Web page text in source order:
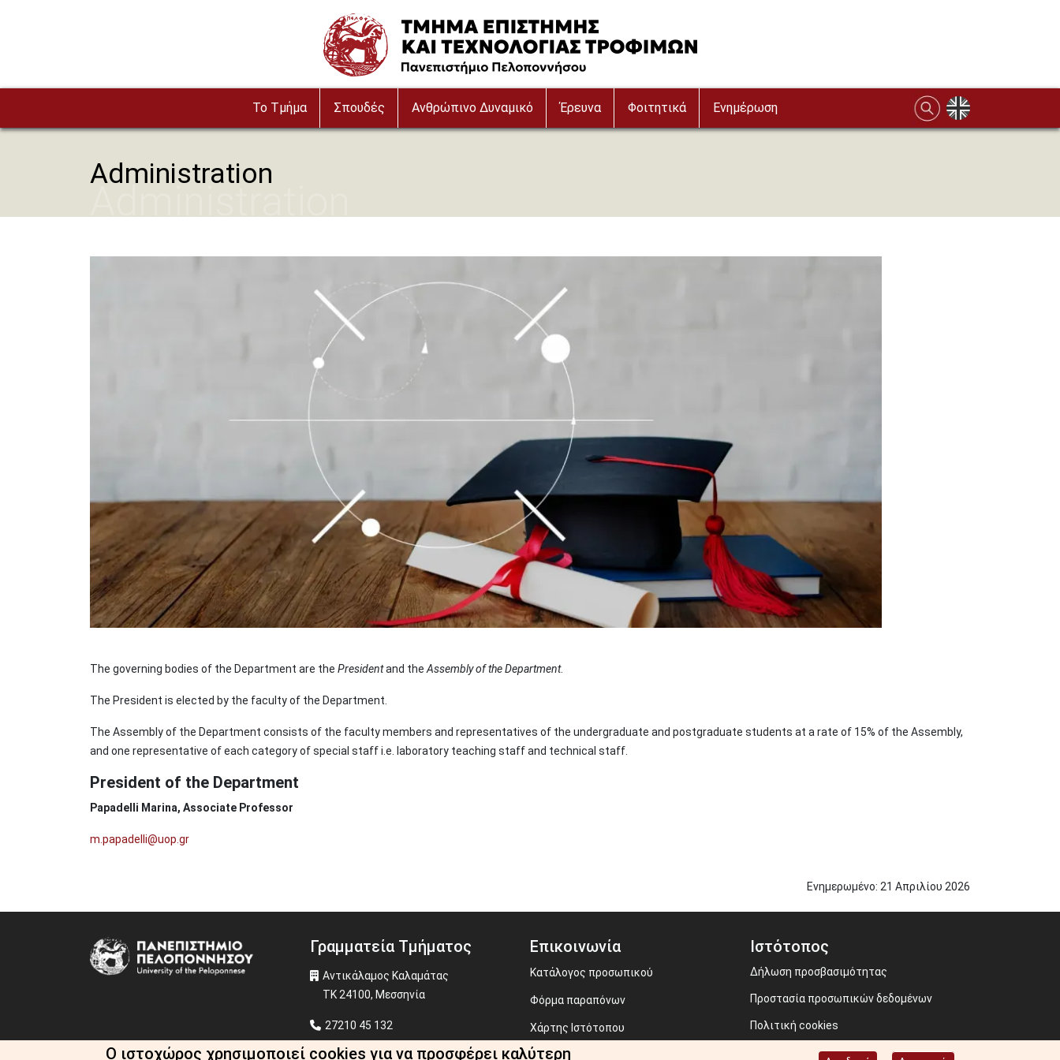
Image
To Τμήμα Σπουδές Ανθρώπινο Δυναμικό Έρευνα Φοιτητικά Ενημέρωση
Administration
The governing bodies of the Department are the Presidentand the Assembly of the Department.
The President is elected by the faculty of the Department.
The Assembly of the Department consists of the faculty members and representatives of the undergraduate and postgraduate students at a rate of 15% of the Assembly,
and one representative of each category of special staff i.e. laboratory teaching staff and technical staff.
President of the Department
Papadelli Marina, Associate Professor
m.papadelli@uop.gr
Ενημερωμένο: 21 Απριλίου 2026
Image Γραμματεία Τμήματος
Αντικάλαμος Καλαμάτας
ΤΚ 24100, Μεσσηνία
27210 45 132
fst-secr@uop.gr
Επικοινωνία
Κατάλογος προσωπικού
Φόρμα παραπόνων
Χάρτης Ιστότοπου
Webmaster
Ιστότοπος
Δήλωση προσβασιμότητας
Προστασία προσωπικών δεδομένων
Πολιτική cookies
Ο ιστοχώρος χρησιμοποιεί cookies για να προσφέρει καλύτερη